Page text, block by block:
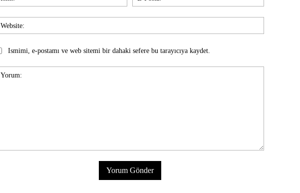
Posta:*
Ismimi, e-postamı ve web sitemi bir dahaki sefere bu tarayıcıya kaydet.